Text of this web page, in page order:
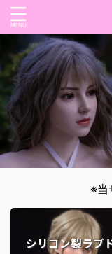
※当
シリコン製ラブ